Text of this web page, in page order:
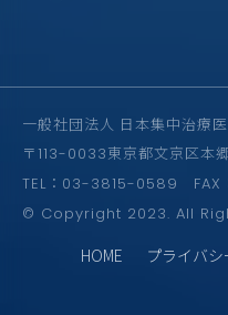
一般社団法人 日本集中治療
〒113-0033東京都文京区本
TEL：03-3815-0589
© Copyright 2023. All
HOME プライバ